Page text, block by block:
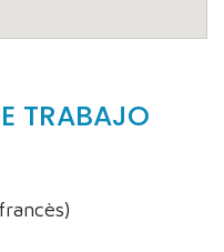
TRABAJO